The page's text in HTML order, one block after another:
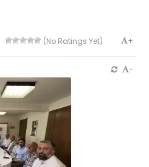
(No Ratings Yet) +
-